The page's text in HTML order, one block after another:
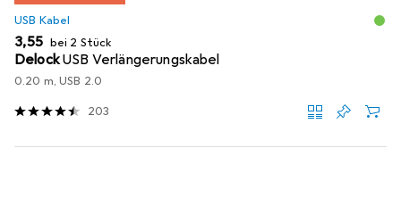
USB Kabel
EUR
3,55 bei 2 Stück
DelockUSB Verlängerungskabel
0.20 m, USB 2.0
203